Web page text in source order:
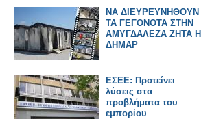
ΝΑ ΔΙΕΥΡΕΥΝΗΘΟΥΝ
ΤΑ ΓΕΓΟΝΟΤΑ ΣΤΗΝ
ΑΜΥΓΔΑΛΕΖΑ ΖΗΤΑ Η
ΔΗΜΑΡ
ΕΣΕΕ: Προτείνει
λύσεις στα
προβλήματα του
εμπορίου